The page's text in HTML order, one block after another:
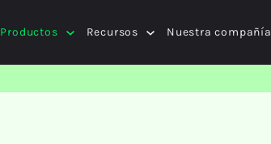
Productos Recursos Nuestra compañía